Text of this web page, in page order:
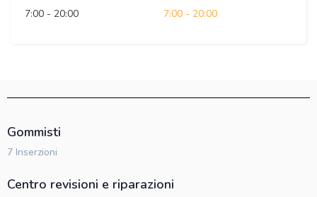
7:00 - 20:00
7:00 - 20:00
Gommisti
7 Inserzioni
Centro revisioni e riparazioni